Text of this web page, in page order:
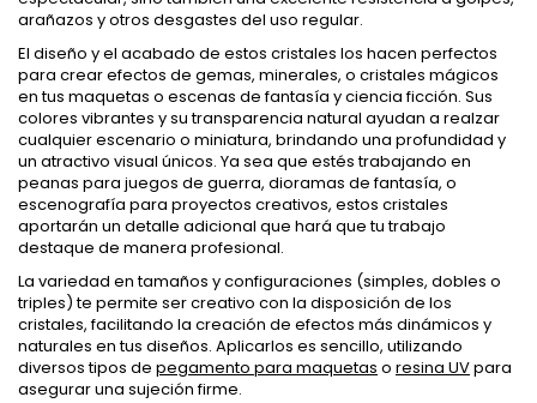
arañazos y otros desgastes del uso regular.
El diseño y el acabado de estos cristales los hacen perfectos
para crear efectos de gemas, minerales, o cristales mágicos
en tus maquetas o escenas de fantasía y ciencia ficción. Sus
colores vibrantes y su transparencia natural ayudan a realzar
cualquier escenario o miniatura, brindando una profundidad y
un atractivo visual únicos. Ya sea que estés trabajando en
peanas para juegos de guerra, dioramas de fantasía, o
escenografía para proyectos creativos, estos cristales
aportarán un detalle adicional que hará que tu trabajo
destaque de manera profesional.
La variedad en tamaños y configuraciones (simples, dobles o
triples) te permite ser creativo con la disposición de los
cristales, facilitando la creación de efectos más dinámicos y
naturales en tus diseños. Aplicarlos es sencillo, utilizando
diversos tipos de pegamento para maquetas o resina UVpara
asegurar una sujeción firme.